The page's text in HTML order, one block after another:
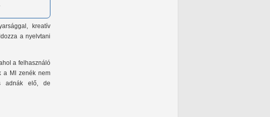
kreatív
a nyelvtani
a felhasználó
a MI zenék nem
adnák elő, de